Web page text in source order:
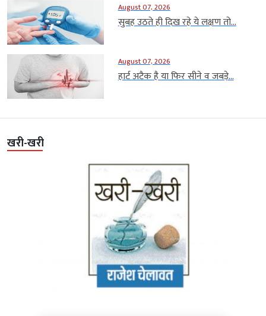
August 07, 2026
सुबह उठते ही दिख रहे ये लक्षण तो...
August 07, 2026
हार्ट अटैक है या फिर सीने व जबड़े...
खरी-खरी